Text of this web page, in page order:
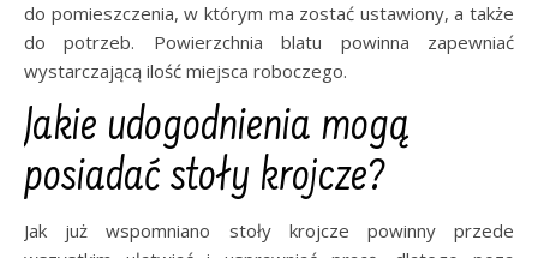
do pomieszczenia, w którym ma zostać ustawiony, a także
do potrzeb. Powierzchnia blatu powinna zapewniać
wystarczającą ilość miejsca roboczego.
Jakie udogodnienia mogą
posiadać stoły krojcze?
Jak już wspomniano stoły krojcze powinny przede